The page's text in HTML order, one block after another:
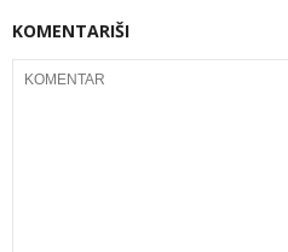
KOMENTARIŠI